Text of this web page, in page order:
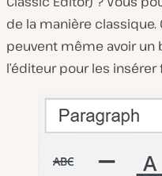
de la manière
peuvent même avoir un
l’éditeur pour les